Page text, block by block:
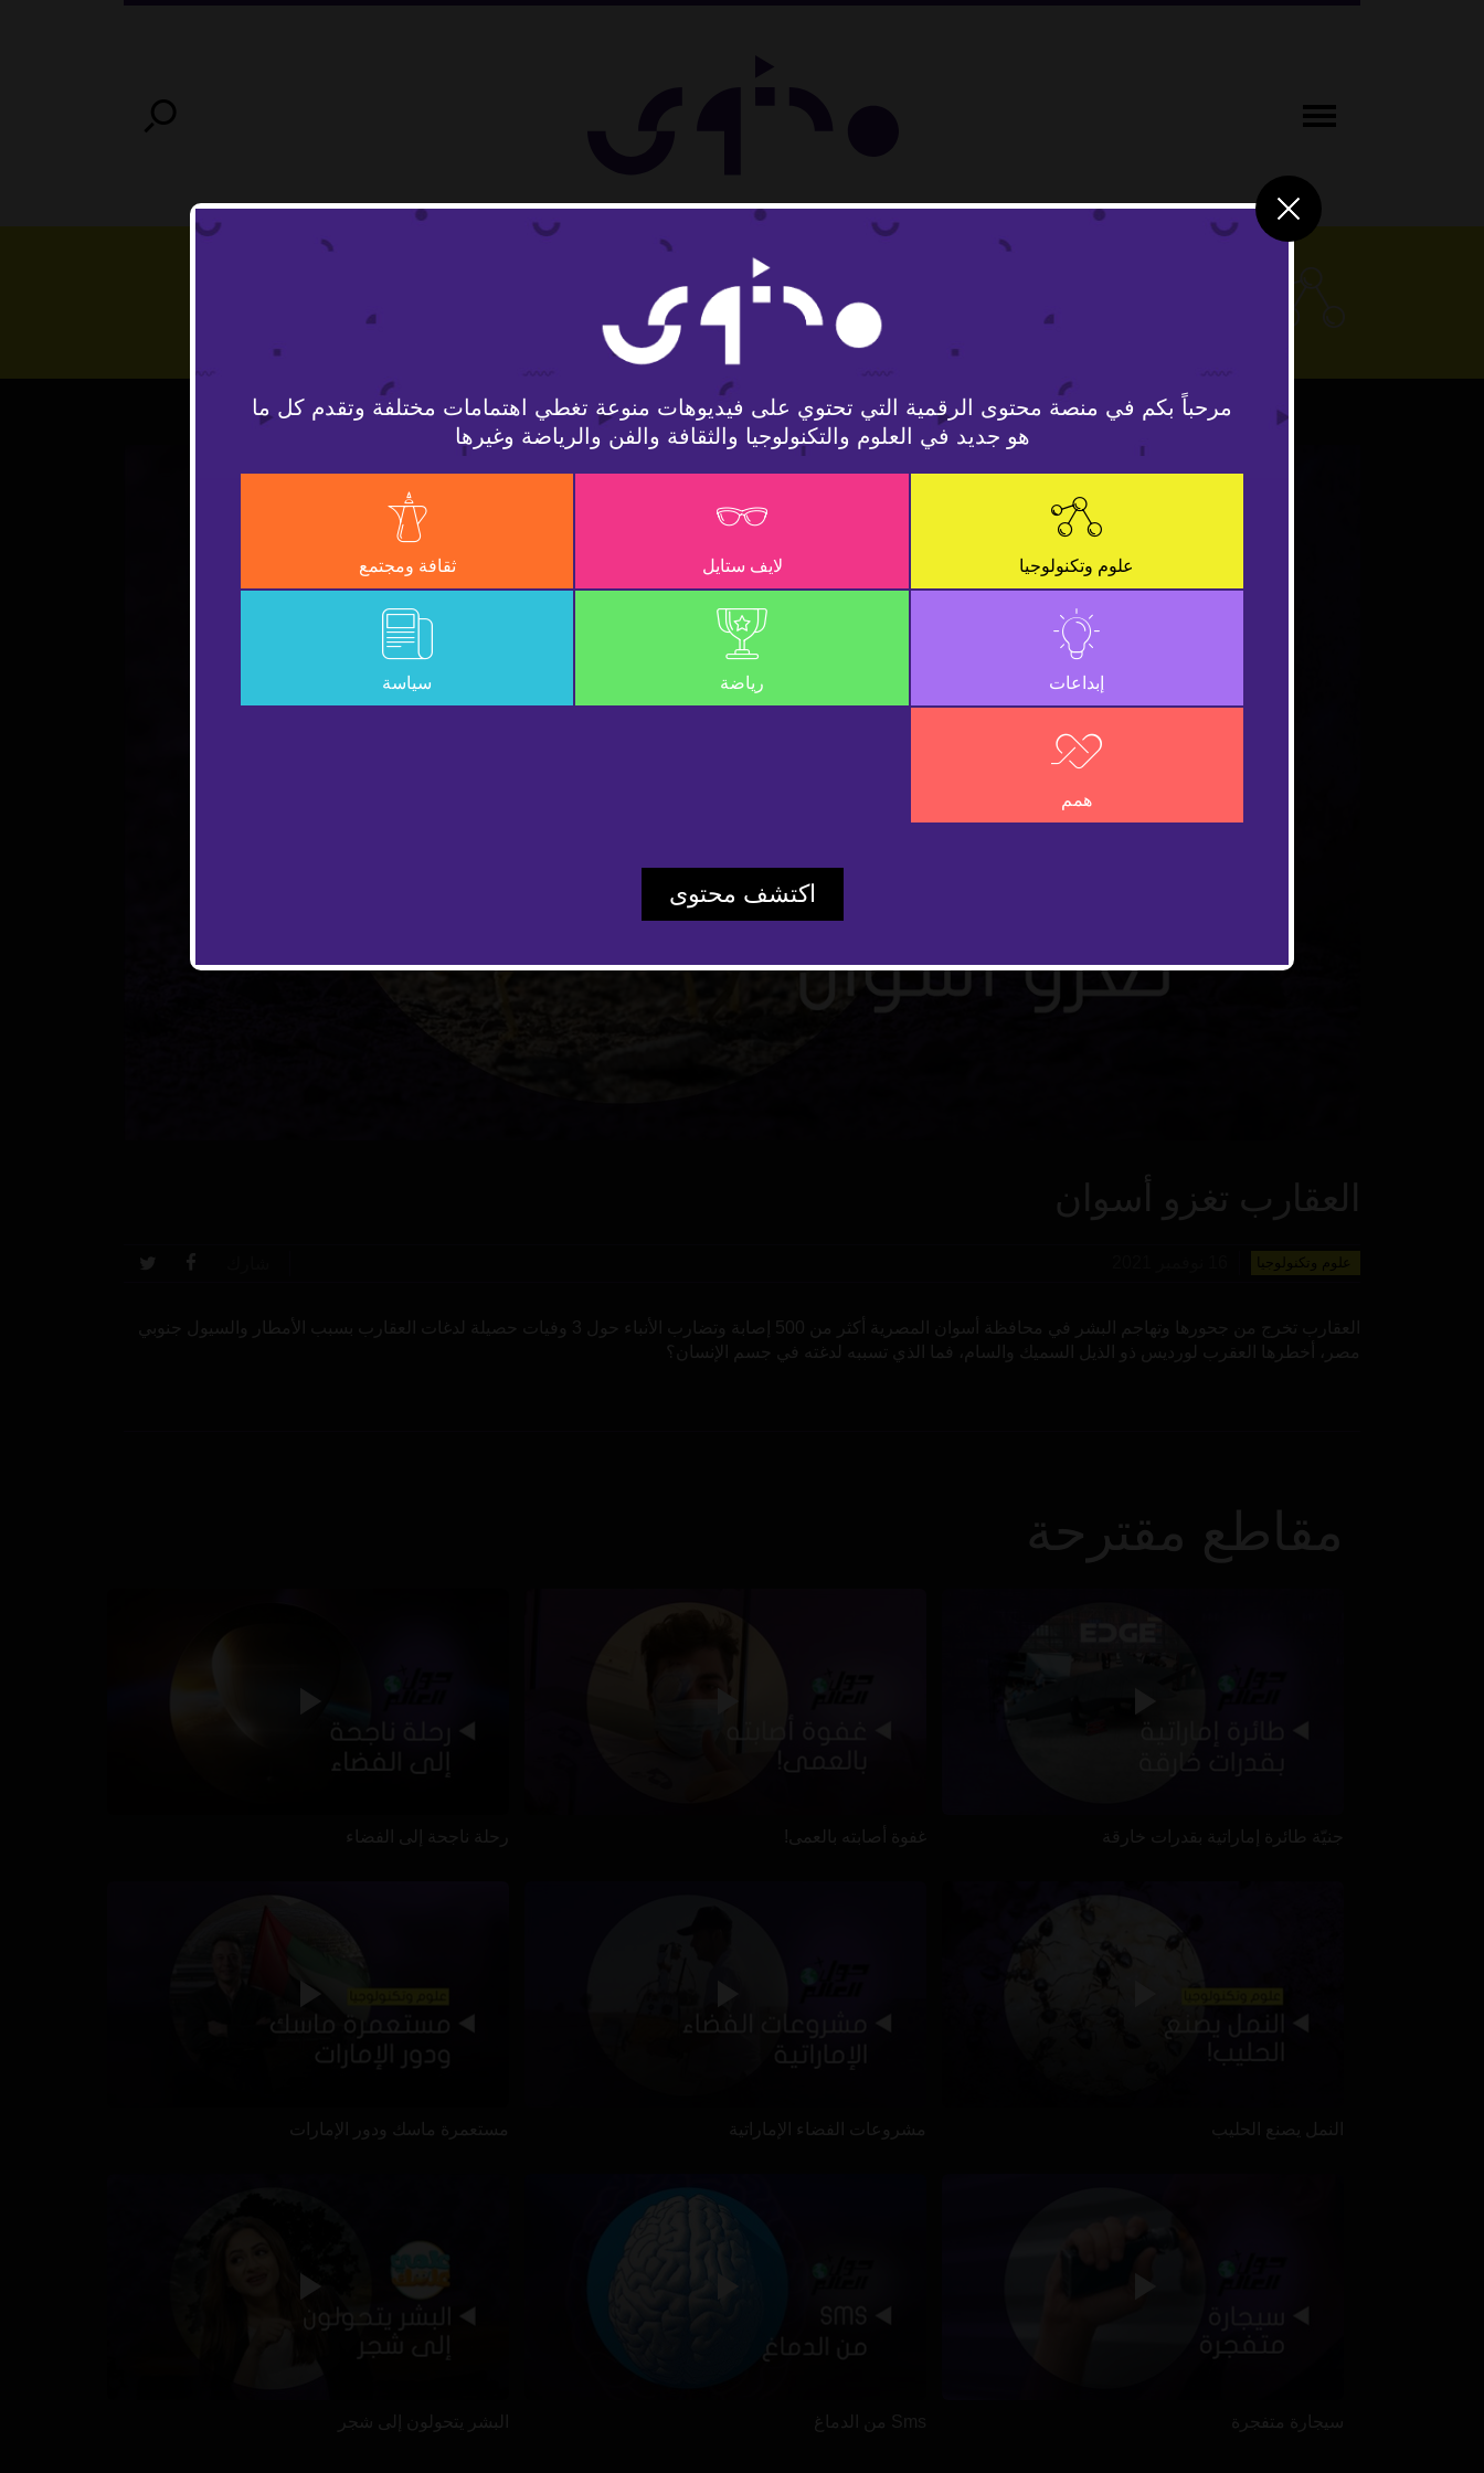
علوم وتكنولوجيا
Video
العقارب تغزو أسوان
علوم وتكنولوجيا
العقارب تخرج من جحورها وتهاجم البشر في محافظة أسوان المصرية أكثر من 500 إصابة وتضارب الأنباء حول 3 وفيات حصيلة لدغات العقارب بسبب الأمطار والسيول جنوبي
مصر، أخطرها العقرب لورديس ذو الذيل السميك والسام، فما الذي تسببه لدغته في جسم الإنسان؟
مقاطع مقترحة
جنيّة طائرة إماراتية بقدرات خارقة غفوة أصابته بالعمى! رحلة ناجحة إلى الفضاء
النمل يصنع الحليب مشروعات الفضاء الإماراتية مستعمرة ماسك ودور الإمارات
سيجارة متفجرة Sms من الدماغ البشر يتحولون إلى شجر
مرحباً بكم في منصة محتوى الرقمية التي تحتوي على فيديوهات منوعة تغطي اهتمامات مختلفة وتقدم كل ما
هو جديد في العلوم والتكنولوجيا والثقافة والفن والرياضة وغيرها
علوم وتكنولوجيا لايف ستايل ثقافة ومجتمع
إبداعات رياضة سياسة
همم
اكتشف محتوى